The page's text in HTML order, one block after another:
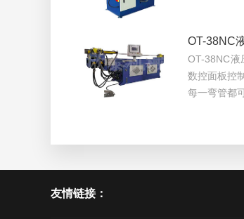
OT-38NC
OT-38NC
数控面板控
每一弯管都
友情链接：